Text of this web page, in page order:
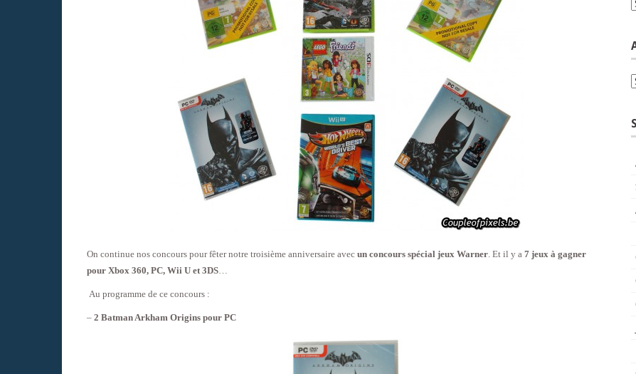
On continue nos concours pour fêter notre troisième anniversaire avec un concours spécial jeux Warner . Et il y a 7 jeux à gagner
pour Xbox 360, PC, Wii U et 3DS
Au programme de ce concours :
– 2 Batman Arkham Origins pour PC